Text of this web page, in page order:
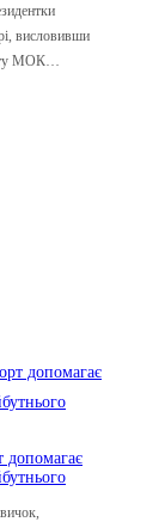
висловивши
МОК…
допомагає